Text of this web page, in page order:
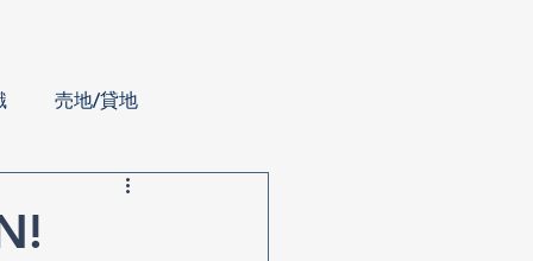
売地/貸地